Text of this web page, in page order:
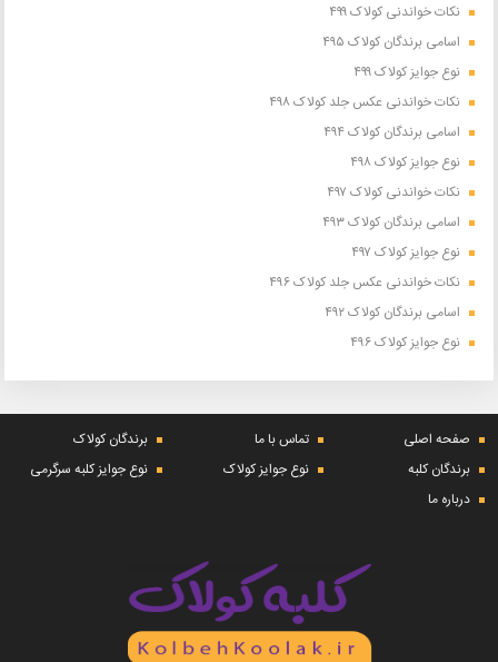
نکات خواندنی کولاک ۴۹۹
اسامی برندگان کولاک ۴۹۵
نوع جوایز کولاک ۴۹۹
نکات خواندنی عکس جلد کولاک ۴۹۸
اسامی برندگان کولاک ۴۹۴
نوع جوایز کولاک ۴۹۸
نکات خواندنی کولاک ۴۹۷
اسامی برندگان کولاک ۴۹۳
نوع جوایز کولاک ۴۹۷
نکات خواندنی عکس جلد کولاک ۴۹۶
اسامی برندگان کولاک ۴۹۲
نوع جوایز کولاک ۴۹۶
صفحه اصلی تماس با ما
برندگان کولاک
برندگان کلبه
نوع جوایز کولاک
نوع جوایز کلبه سرگرمی
درباره ما